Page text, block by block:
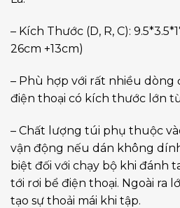
– Kích Thước (D, R, C):
26cm +13cm)
– Phù hợp với rất nhiều dòng
điện thoại có kích thước lớn từ
– Chất lượng túi phụ thuộc
vận động nếu dán không
biệt đối với chạy bộ khi đánh
tới rơi bể điện thoại. Ngoài ra
tạo sự thoải mái khi tập.